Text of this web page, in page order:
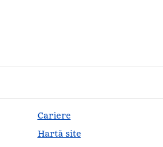
Cariere
Hartă site